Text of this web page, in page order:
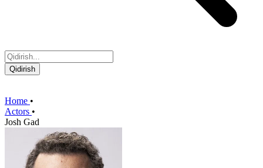
Qidirish
Home •
Actors •
Josh Gad